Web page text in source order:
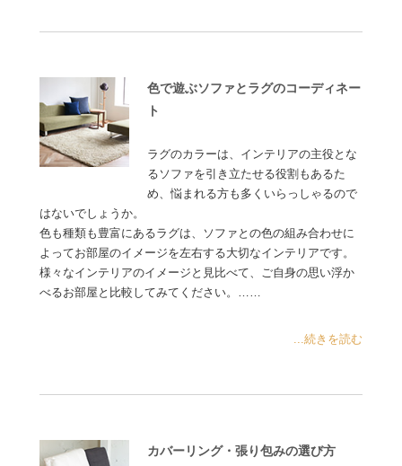
色で遊ぶソファとラグのコーディネー
ト
ラグのカラーは、インテリアの主役とな
るソファを引き立たせる役割もあるた
め、悩まれる方も多くいらっしゃるので
はないでしょうか。
色も種類も豊富にあるラグは、ソファとの色の組み合わせに
よってお部屋のイメージを左右する大切なインテリアです。
様々なインテリアのイメージと見比べて、ご自身の思い浮か
べるお部屋と比較してみてください。……
...続きを読む
カバーリング・張り包みの選び方